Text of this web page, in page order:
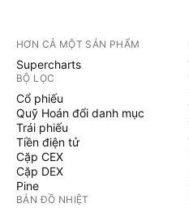
HƠN CẢ MỘT SẢN PHẨM
Supercharts
BỘ LỌC
Cổ phiếu
Quỹ Hoán đổi danh mục
Trái phiếu
Tiền điện tử
Cặp CEX
Cặp DEX
Pine
BẢN ĐỒ NHIỆT